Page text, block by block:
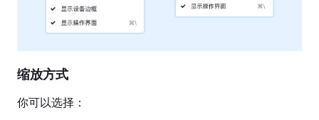
与
权
限
账
单
缩放方式
你可以选择：